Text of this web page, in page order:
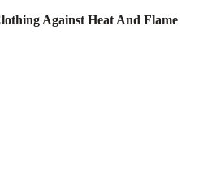
Against Heat And Flame